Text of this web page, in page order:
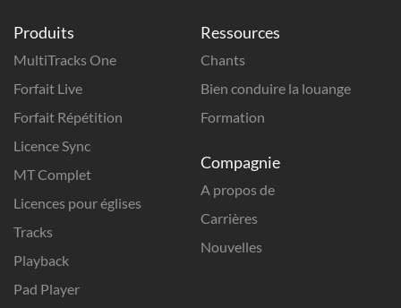
Produits
MultiTracks One
Forfait Live
Forfait Répétition
Licence Sync
MT Complet
Licences pour églises
Tracks
Playback
Pad Player
Ressources
Chants
Bien conduire la louange
Formation
Compagnie
A propos de
Carrières
Nouvelles